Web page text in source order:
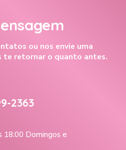
ou nos envie uma
te retornar o quanto antes.
2363
18:00 Domingos e